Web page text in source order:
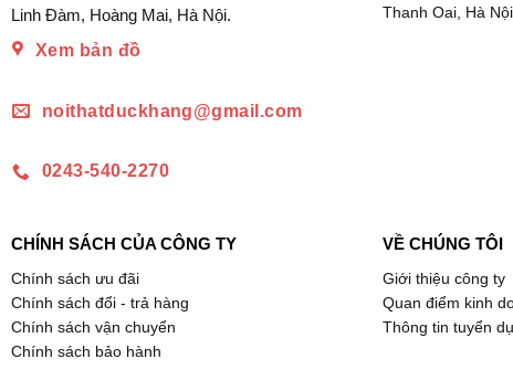
Linh Đàm, Hoàng Mai, Hà Nội.
Xem bản đồ
noithatduckhang@gmail.com
0243-540-2270
Thanh Oai, Hà Nội
CHÍNH SÁCH CỦA CÔNG TY
Chính sách ưu đãi
Chính sách đổi - trả hàng
Chính sách vận chuyển
Chính sách bảo hành
VỀ CHÚNG TÔI
Giới thiệu công ty
Quan điểm kinh
Thông tin tuyển